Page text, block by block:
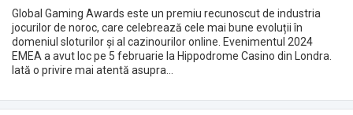
2 years, 3 months ago
Global Gaming Awards este un premiu recunoscut de industria
jocurilor de noroc, care celebrează cele mai bune evoluții în
domeniul sloturilor și al cazinourilor online. Evenimentul 2024
EMEA a avut loc pe 5 februarie la Hippodrome Casino din Londra.
Iată o privire mai atentă asupra…